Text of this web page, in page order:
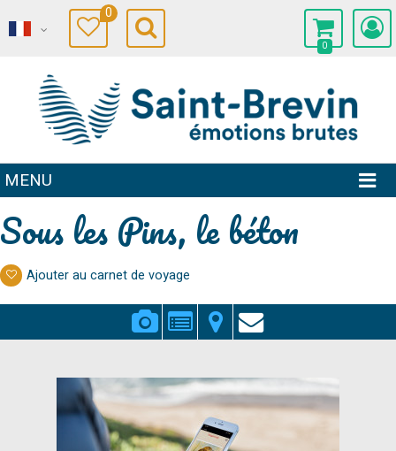
0
0
MENU
Sous les Pins, le béton
Ajouter au carnet de voyage